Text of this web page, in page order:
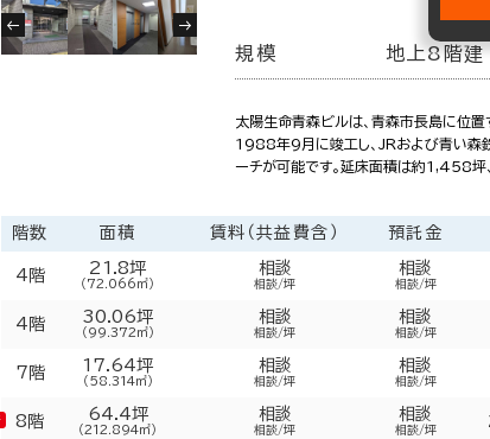
規模 地上8階建
太陽生命青森ビルは、青森市長島に位置
1988年9月に竣工し、JRおよび青い森
ーチが可能です。延床面積は約1,458坪
階数 面積 賃料（共益費含） 預託金
4階 21.8坪
（72.066㎡）
相談
相談/坪
相談
相談/坪
4階 30.06坪
（99.372㎡）
相談
相談/坪
相談
相談/坪
7階 17.64坪
（58.314㎡）
相談
相談/坪
相談
相談/坪
8階 64.4坪
（212.894㎡）
相談
相談/坪
相談
相談/坪